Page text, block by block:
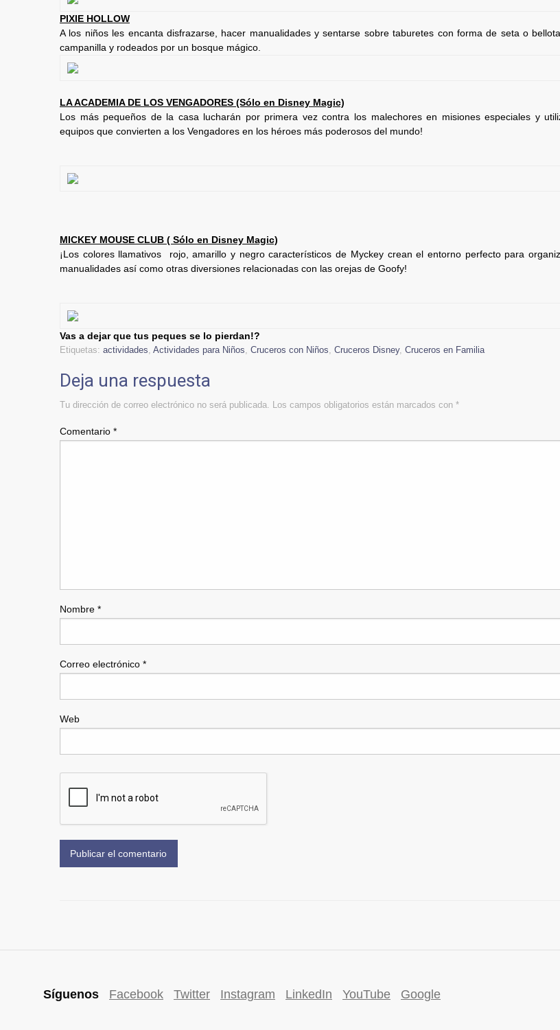
PIXIE HOLLOW
A los niños les encanta disfrazarse, hacer manualidades y sentarse sobre taburetes con forma de seta o
campanilla y rodeados por un bosque mágico.
LA ACADEMIA DE LOS VENGADORES (Sólo en Disney Magic)
Los más pequeños de la casa lucharán por primera vez contra los malechores en misiones especiales y
equipos que convierten a los Vengadores en los héroes más poderosos del mundo!
MICKEY MOUSE CLUB ( Sólo en Disney Magic)
¡Los colores llamativos rojo, amarillo y negro característicos de Myckey crean el entorno perfecto para
manualidades así como otras diversiones relacionadas con las orejas de Goofy!
Vas a dejar que tus peques se lo pierdan!?
Etiquetas: actividades Actividades para Niños Cruceros con Niños Cruceros Disney, Cruceros en Familia
Deja una respuesta
Tu dirección de correo electrónico no será publicada. Los campos obligatorios están marcados con *
Comentario *
Nombre *
Correo electrónico *
Web
Síguenos Facebook Twitter Instagram LinkedIn YouTube Google